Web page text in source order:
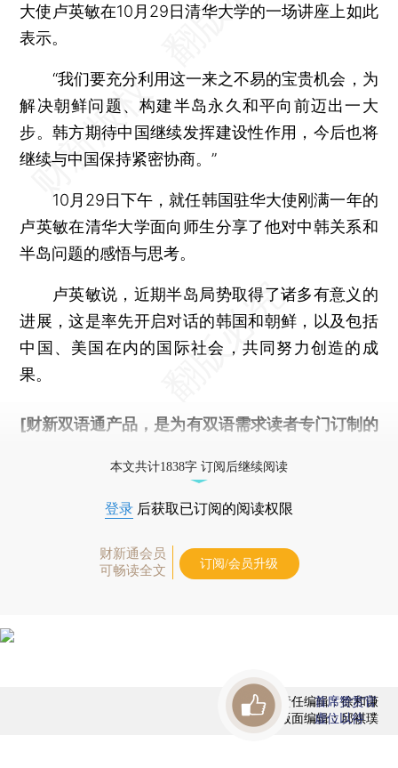
大使卢英敏在10月29日清华大学的一场讲座上如此
表示。
“我们要充分利用这一来之不易的宝贵机会，为
解决朝鲜问题、构建半岛永久和平向前迈出一大
步。韩方期待中国继续发挥建设性作用，今后也将
继续与中国保持紧密协商。”
10月29日下午，就任韩国驻华大使刚满一年的
卢英敏在清华大学面向师生分享了他对中韩关系和
半岛问题的感悟与思考。
卢英敏说，近期半岛局势取得了诸多有意义的
进展，这是率先开启对话的韩国和朝鲜，以及包括
中国、美国在内的国际社会，共同努力创造的成
果。
[财新双语通产品，是为有双语需求读者专门订制的
本文共计1838字 订阅后继续阅读
登录 后获取已订阅的阅读权限
财新通会员
可畅读全文
订阅/会员升级
责任编辑：徐和谦
版面编辑：邱祺璞
首席赞赏官
虚位以待